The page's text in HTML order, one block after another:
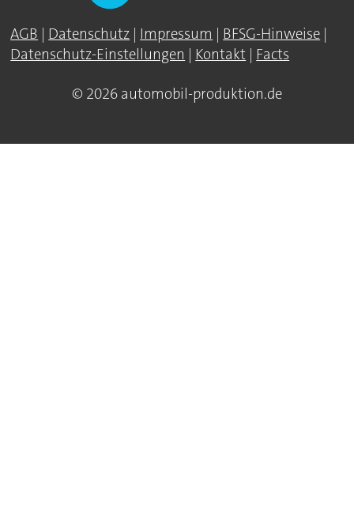
AGB | Datenschutz | Impressum | BFSG-Hinweise |
Datenschutz-Einstellungen | Kontakt | Facts
© 2026 automobil-produktion.de